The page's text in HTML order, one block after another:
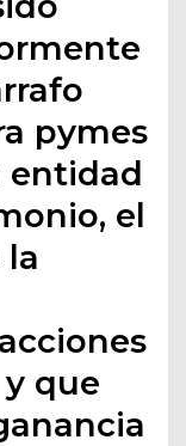
pymes
entidad
el
la
que